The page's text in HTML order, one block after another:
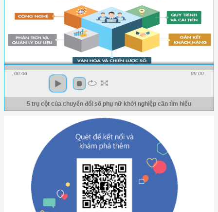
00:00 00:00
5 trụ cột của chuyển đổi số phụ nữ khởi nghiệp cần tìm hiểu